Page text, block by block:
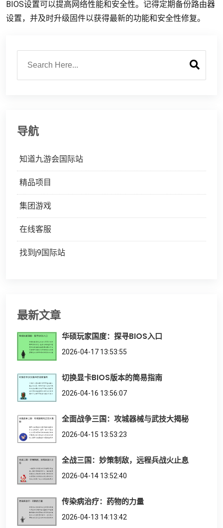
BIOS设置可以提高网络性能和安全性。记得定期备份路由器
设置，并及时升级固件以获得最新的功能和安全性修复。
导航
知道九游会国际站
精品项目
集团游戏
在线客服
找到j9国际站
最新文章
华硕玩家国度：探寻BIOS入口
2026-04-17 13:53:55
切换显卡BIOS版本的简易指南
2026-04-16 13:56:07
全面战争三国：攻城器械与武技大揭秘
2026-04-15 13:53:23
全战三国：妙策制敌，远程兵战火止息
2026-04-14 13:52:40
传染病治疗：药物的力量
2026-04-13 14:13:42